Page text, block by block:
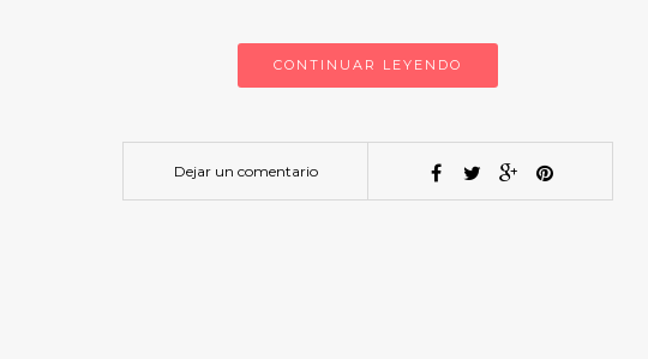
CONTINUAR LEYENDO
Dejar un comentario